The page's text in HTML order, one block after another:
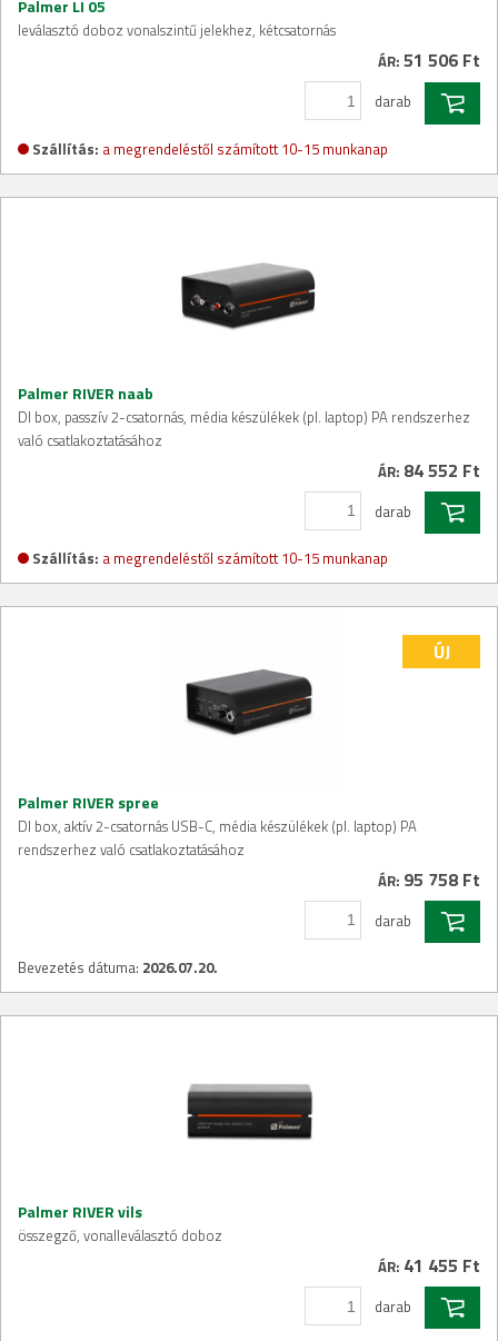
Palmer LI 05
leválasztó doboz vonalszintű jelekhez, kétcsatornás
ÁR: 51 506 Ft
darab
Szállítás: a megrendeléstől számított 10-15 munkanap
Palmer RIVER naab
DI box, passzív 2-csatornás, média készülékek (pl. laptop) PA rendszerhez
való csatlakoztatásához
ÁR: 84 552 Ft
darab
Szállítás: a megrendeléstől számított 10-15 munkanap
ÚJ
Palmer RIVER spree
DI box, aktív 2-csatornás USB-C, média készülékek (pl. laptop) PA
rendszerhez való csatlakoztatásához
ÁR: 95 758 Ft
darab
Bevezetés dátuma: 2026.07.20.
Palmer RIVER vils
összegző, vonalleválasztó doboz
ÁR: 41 455 Ft
darab